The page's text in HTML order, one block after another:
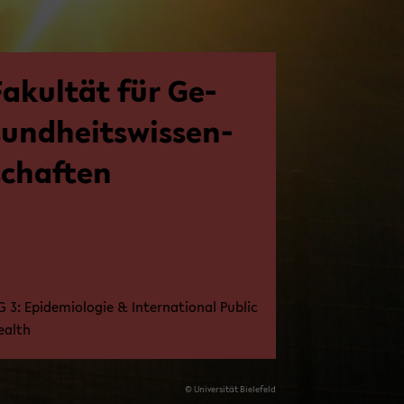
für Ge­
3: Epi­de­mio­lo­gie & In­ter­na­tio­nal Pu­blic
© Uni­ver­si­tät Bie­le­feld